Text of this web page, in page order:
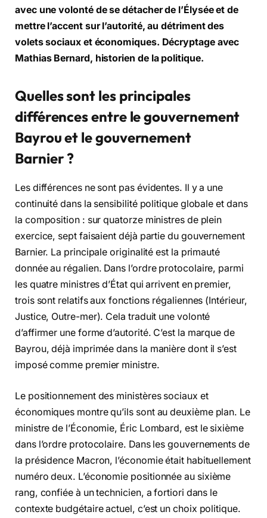
avec une volonté de se détacher de l’Élysée et de
mettre l’accent sur l’autorité, au détriment des
volets sociaux et économiques. Décryptage avec
Mathias Bernard, historien de la politique.
Quelles sont les principales
différences entre le gouvernement
Bayrou et le gouvernement
Barnier ?
Les différences ne sont pas évidentes. Il y a une
continuité dans la sensibilité politique globale et dans
la composition : sur quatorze ministres de plein
exercice, sept faisaient déjà partie du gouvernement
Barnier. La principale originalité est la primauté
donnée au régalien. Dans l’ordre protocolaire, parmi
les quatre ministres d’État qui arrivent en premier,
trois sont relatifs aux fonctions régaliennes (Intérieur,
Justice, Outre-mer). Cela traduit une volonté
d’affirmer une forme d’autorité. C’est la marque de
Bayrou, déjà imprimée dans la manière dont il s’est
imposé comme premier ministre.
Le positionnement des ministères sociaux et
économiques montre qu’ils sont au deuxième plan. Le
ministre de l’Économie, Éric Lombard, est le sixième
dans l’ordre protocolaire. Dans les gouvernements de
la présidence Macron, l’économie était habituellement
numéro deux. L’économie positionnée au sixième
rang, confiée à un technicien, a fortiori dans le
contexte budgétaire actuel, c’est un choix politique.